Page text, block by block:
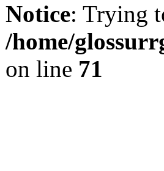
Notice: Trying
/home/
on line 71